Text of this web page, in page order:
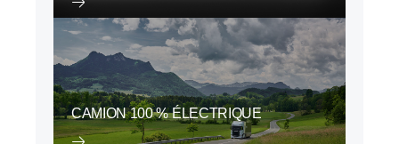
CAMION 100 % ÉLECTRIQUE